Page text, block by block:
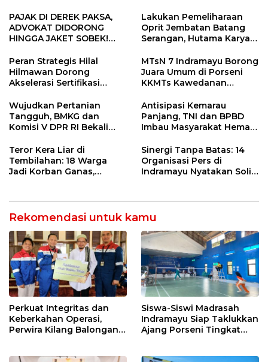
PAJAK DI DEREK PAKSA,
ADVOKAT DIDORONG
HINGGA JAKET SOBEK!
Ngamuk Kepung Polresta
Pekanbaru!
Lakukan Pemeliharaan
Oprit Jembatan Batang
Serangan, Hutama Karya
55 Tol Binjai–Langsa
Peran Strategis Hilal
Hilmawan Dorong
Akselerasi Sertifikasi
Entaskan Kemiskinan di
Indramayu
MTsN 7 Indramayu Borong
Juara Umum di Porseni
KKMTs Kawedanan
Wujudkan Pertanian
Tangguh, BMKG dan
Komisi V DPR RI Bekali
Sekolah Lapang Iklim
Antisipasi Kemarau
Panjang, TNI dan BPBD
Imbau Masyarakat Hemat
Kebakaran
Teror Kera Liar di
Tembilahan: 18 Warga
Jadi Korban Ganas,
Sinergi Tanpa Batas: 14
Organisasi Pers di
Indramayu Nyatakan Solid
Rekomendasi untuk kamu
Perkuat Integritas dan
Keberkahan Operasi,
Perwira Kilang Balongan
Siswa-Siswi Madrasah
Indramayu Siap Taklukkan
Ajang Porseni Tingkat